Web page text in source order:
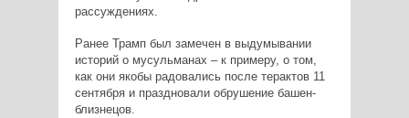
рассуждениях.
Ранее Трамп был замечен в выдумывании
историй о мусульманах – к примеру, о том,
как они якобы радовались после терактов 11
сентября и праздновали обрушение башен-
близнецов.